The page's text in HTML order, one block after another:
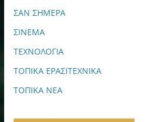
ΣΑΝ ΣΗΜΕΡΑ
ΣΙΝΕΜΑ
ΤΕΧΝΟΛΟΓΙΑ
ΤΟΠΙΚΑ ΕΡΑΣΙΤΕΧΝΙΚΑ
ΤΟΠΙΚΑ ΝΕΑ